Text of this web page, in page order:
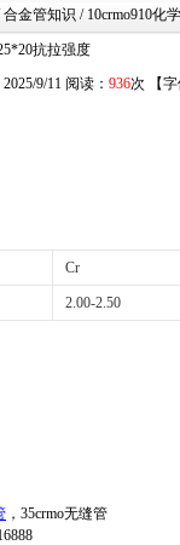
合金管知识 / 10crmo910化
抗拉强度
9/11 阅读： 936次 【字
Cr
2.00-2.50
，35crmo无缝管